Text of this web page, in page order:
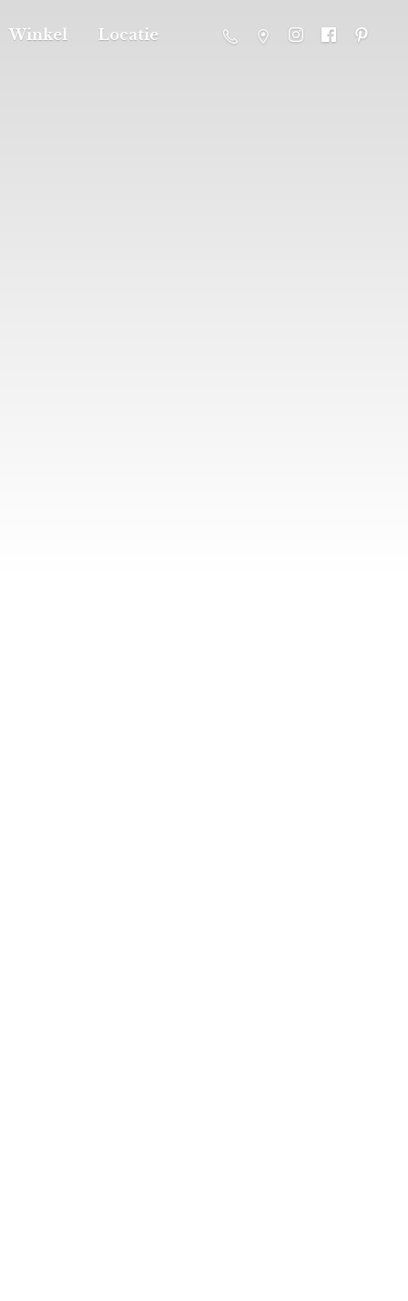
Winkel Locatie